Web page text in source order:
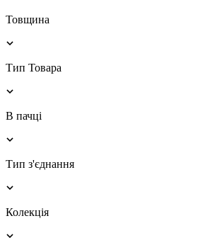
Товщина
Тип Товара
В пачці
Тип з'єднання
Колекція